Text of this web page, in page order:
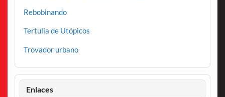
Rebobinando
Tertulia de Utópicos
Trovador urbano
Enlaces